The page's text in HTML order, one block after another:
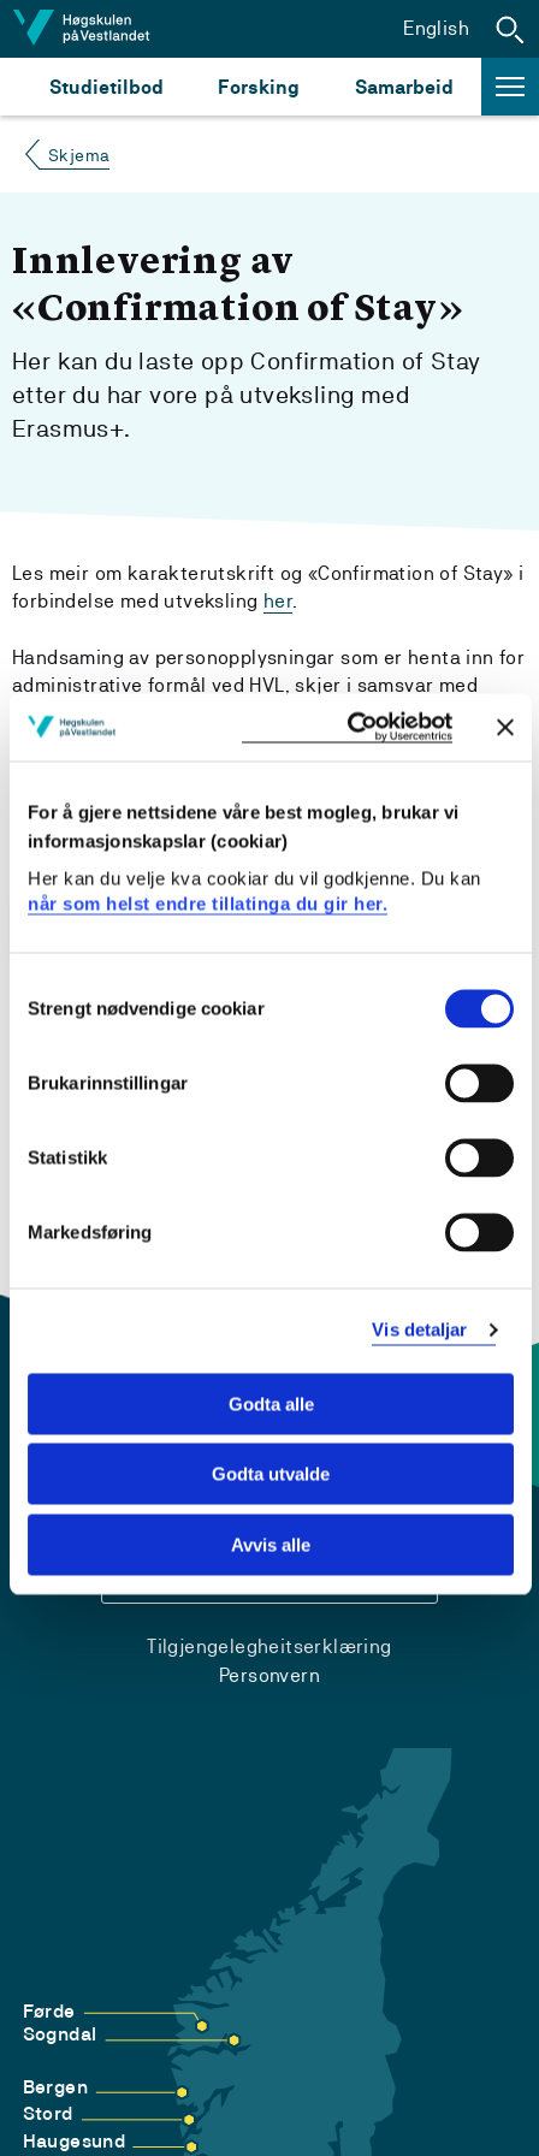
For å gjere nettsidene våre best mogleg, brukar vi
informasjonskapslar (cookiar)
Her kan du velje kva cookiar du vil godkjenne. Du kan
når som helst endre tillatinga du gir her.
Selection
Strengt nødvendige cookiar
Brukarinnstillingar
Statistikk
Markedsføring
Vis detaljar
Godta alle
Godta utvalde
Avvis alle
Hopp til innhald
Studietilbod Forsking Samarbeid
English
Skjema
Innlevering av
«Confirmation of Stay»
Her kan du laste opp Confirmation of Stay
etter du har vore på utveksling med
Erasmus+.
Les meir om karakterutskrift og «Confirmation of Stay» i
forbindelse med utveksling her.
Handsaming av personopplysningar som er henta inn for
administrative formål ved HVL, skjer i samsvar med
føresegnene i
personvernforordninga.
høgskulekontoen din. Namnet ditt blir sendt inn saman
med studentnummeret ditt. Du må òg ha klar
dokumentasjon som du skal laste opp.
Logg på
Kontaktinfo og opningstider
Sentralbord: 55 58 58 00
Krise- og beredskapsnummer
Tilgjengelegheitserklæring
Personvern
Førde
Sogndal
Bergen
Stord
Haugesund